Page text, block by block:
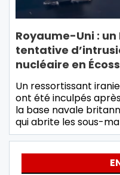
Royaume-Uni :
tentative
nucléaire en
Un ressortissant
ont été inculpés
la base navale
qui abrite les sous-